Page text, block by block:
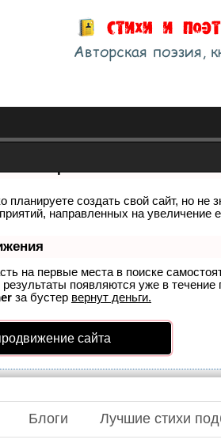
планируете создать свой сайт, но не
направленных на увеличение
на первые места в поиске
появляются уже в
за бустер вернут деньги.
сайта
Блоги Лучшие стихи